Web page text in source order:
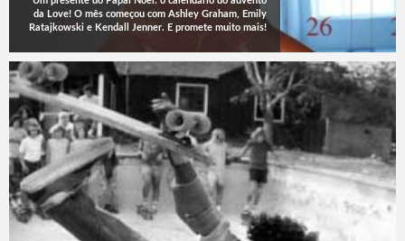
da Love! O mês começou com Ashley Graham, Emily
Ratajkowski e Kendall Jenner. E promete muito mais!